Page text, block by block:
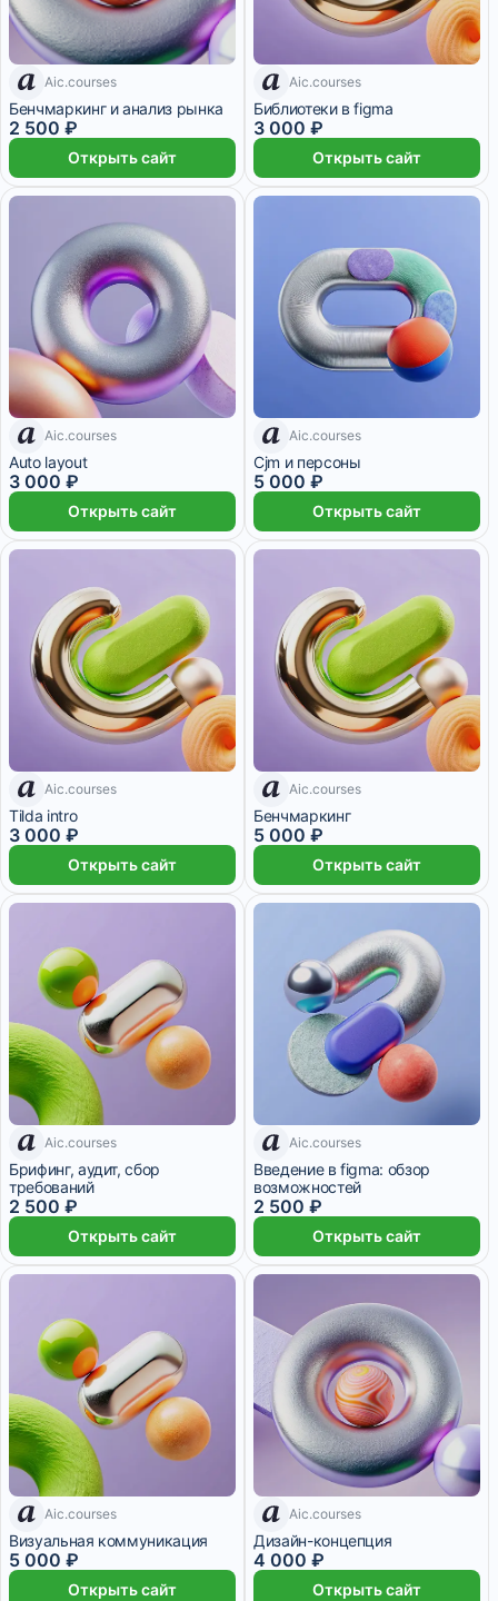
7 днейAic.courses
Бенчмаркинг и анализ рынка
2 500 ₽
Открыть сайт
7 днейAic.courses
Библиотеки в figma
3 000 ₽
Открыть сайт
7 днейAic.courses
Auto layout
3 000 ₽
Открыть сайт
7 днейAic.courses
Cjm и персоны
5 000 ₽
Открыть сайт
7 днейAic.courses
Tilda intro
3 000 ₽
Открыть сайт
7 днейAic.courses
Бенчмаркинг
5 000 ₽
Открыть сайт
7 днейAic.courses
Брифинг, аудит, сбор
требований
2 500 ₽
Открыть сайт
7 днейAic.courses
Введение в figma: обзор
возможностей
2 500 ₽
Открыть сайт
7 днейAic.courses
Визуальная коммуникация
5 000 ₽
Открыть сайт
7 днейAic.courses
Дизайн-концепция
4 000 ₽
Открыть сайт